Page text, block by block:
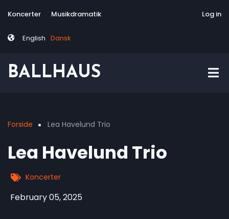
to
content
Tag
Koncerter Musikdramatik Via Artis
English Dansk
Log in
BALLHAUS
Forside Lea Havelund Trio
Lea Havelund Trio
Koncerter
February 05, 2025